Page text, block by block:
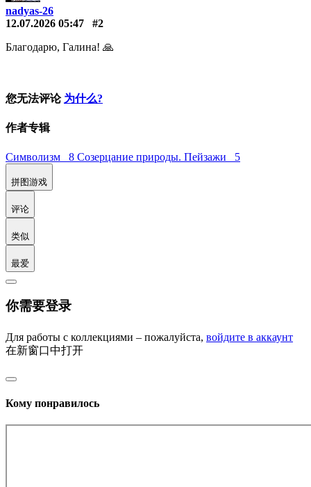
nadyas-26
12.07.2026 05:47
#2
Благодарю, Галина! 🙏
您无法评论 为什么?
作者专辑
Символизм 8 Созерцание природы. Пейзажи 5
拼图游戏
评论
类似
最爱
你需要登录
Для работы с коллекциями – пожалуйста, войдите в аккаунт
在新窗口中打开
Кому понравилось